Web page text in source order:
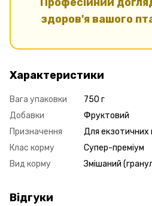
здоров'я вашого
Характеристики
Вага упаковки
750 г
Добавки
Фруктовий
Призначення
Для екзотичних
Клас корму
Супер-преміум
Вид корму
Змішаний
Відгуки